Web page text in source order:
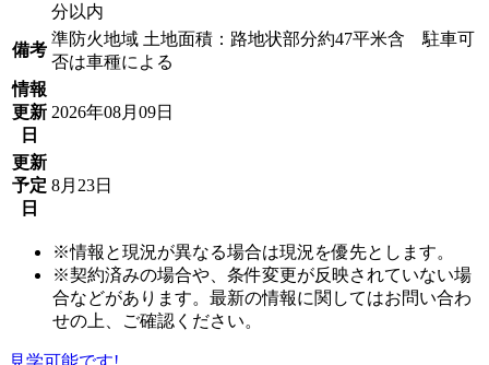
分以内
備考
準防火地域 土地面積：路地状部分約47平米含 駐車可
否は車種による
情報
更新
日
2026年08月09日
更新
予定
日
8月23日
※情報と現況が異なる場合は現況を優先とします。
※契約済みの場合や、条件変更が反映されていない場
合などがあります。最新の情報に関してはお問い合わ
せの上、ご確認ください。
見学可能です!